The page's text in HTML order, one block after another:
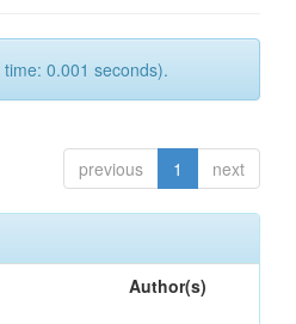
0.001 seconds).
previous 1 next
Author(s)